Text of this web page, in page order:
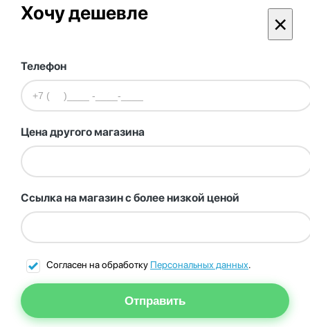
Хочу дешевле ×
Телефон
Цена другого магазина
Ссылка на магазин с более низкой ценой
Согласен на обработку Персональных данных.
Отправить